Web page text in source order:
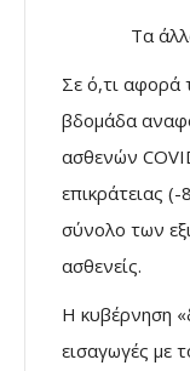
Τα
Σε ό,τι αφορά
βδομάδα
ασθενών
επικράτειας
σύνολο των
ασθενείς.
Η κυβέρνηση
εισαγωγές με